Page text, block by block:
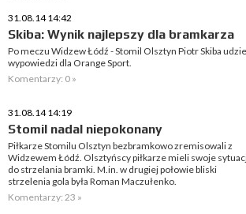
31.08.14 14:42
Skiba: Wynik najlepszy dla bramkarza
Po meczu Widzew Łódź - Stomil Olsztyn Piotr Skiba
wypowiedzi dla Orange Sport.
Komentarzy: 0 »
31.08.14 14:19
Stomil nadal niepokonany
Piłkarze Stomilu Olsztyn bezbramkowo zremisowali z
Widzewem Łódź. Olsztyńscy piłkarze mieli swoje
do strzelania bramki. M.in. w drugiej połowie bliski
strzelenia gola była Roman Maczułenko.
Komentarzy: 23 »